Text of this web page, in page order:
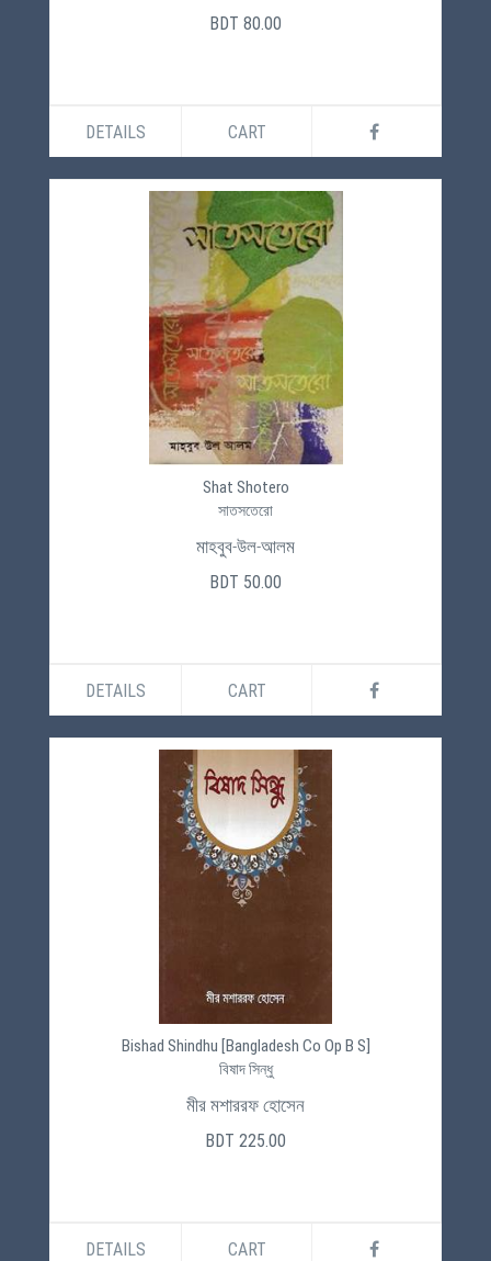
BDT 80.00
DETAILS CART
Shat Shotero
সাতসতেরো
মাহবুব-উল-আলম
BDT 50.00
DETAILS CART
Bishad Shindhu [Bangladesh Co Op B S]
বিষাদ সিন্ধু
মীর মশাররফ হোসেন
BDT 225.00
DETAILS CART